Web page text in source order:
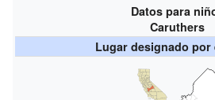
Datos para
Caruthers
Lugar designado por